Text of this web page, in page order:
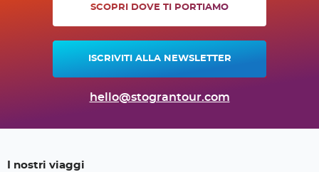
SCOPRI DOVE TI PORTIAMO
ISCRIVITI ALLA NEWSLETTER
hello@stograntour.com
I nostri viaggi